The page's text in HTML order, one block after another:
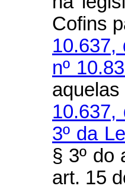
Cofins
10.637,
nº
10.637,
3º da
§ 3º do
art. 15